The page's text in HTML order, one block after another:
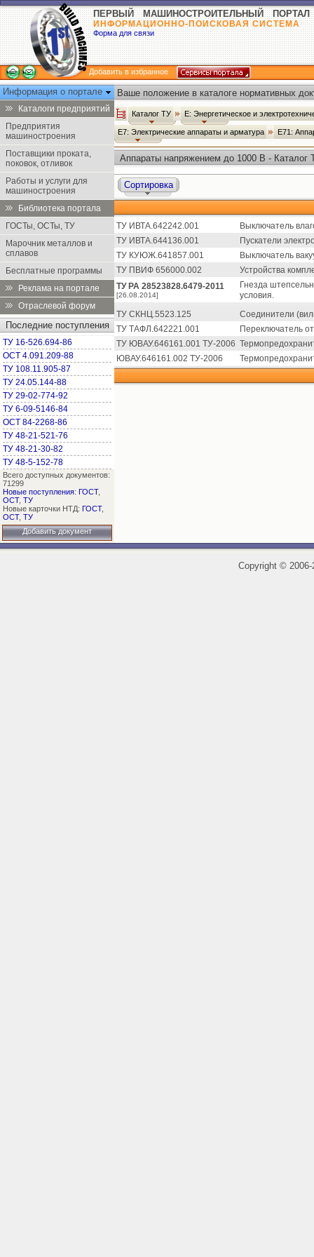
ПЕРВЫЙ МАШИНОСТРОИТЕЛЬНЫЙ ПОРТАЛ
ИНФОРМАЦИОННО-ПОИСКОВАЯ СИСТЕМА
Форма для связи
Добавить в избранное
Информация о портале
Каталоги предприятий
Предприятия
машиностроения
Поставщики проката,
поковок, отливок
Работы и услуги для
машиностроения
Библиотека портала
ГОСТы, ОСТы, ТУ
Марочник металлов и
сплавов
Бесплатные программы
Реклама на портале
Отраслевой форум
Последние поступления
ТУ 16-526.694-86
ОСТ 4.091.209-88
ТУ 108.11.905-87
ТУ 24.05.144-88
ТУ 29-02-774-92
ТУ 6-09-5146-84
ОСТ 84-2268-86
ТУ 48-21-521-76
ТУ 48-21-30-82
ТУ 48-5-152-78
Всего доступных документов:
71299
Новые поступления: ГОСТ,
ОСТ, ТУ
Новые карточки НТД: ГОСТ,
ОСТ, ТУ
Добавить документ
Ваше положение в каталоге нормативных
Каталог ТУ Е: Энергетическое и
Е7: Электрические аппараты и арматура Е71:
Аппараты напряжением до 1000 В - Каталог
Сортировка
ТУ ИВТА.642242.001
Выключатель
ТУ ИВТА.644136.001
Пускатели
ТУ КУЮЖ.641857.001
Выключатель
ТУ ПВИФ 656000.002
Устройства
ТУ РА 28523828.6479-2011
[26.08.2014]
Гнезда
условия.
ТУ СКНЦ.5523.125
Соединители
ТУ ТАФЛ.642221.001
Переключатель
ТУ ЮВАУ.646161.001 ТУ-2006
ЮВАУ.646161.002 ТУ-2006
Copyright ©